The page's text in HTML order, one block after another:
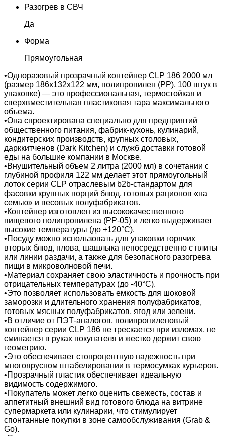
Разогрев в СВЧ
Да
Форма
Прямоугольная
•Одноразовый прозрачный контейнер CLP 186 2000 мл
(размер 186х132х122 мм, полипропилен (PP), 100 штук в
упаковке) — это профессиональная, термостойкая и
сверхвместительная пластиковая тара максимального
объема.
•Она спроектирована специально для предприятий
общественного питания, фабрик-кухонь, кулинарий,
кондитерских производств, крупных столовых,
дарккитченов (Dark Kitchen) и служб доставки готовой
еды на большие компании в Москве.
•Внушительный объем 2 литра (2000 мл) в сочетании с
глубиной профиля 122 мм делает этот прямоугольный
лоток серии CLP отраслевым b2b-стандартом для
фасовки крупных порций блюд, готовых рационов «на
семью» и весовых полуфабрикатов.
•Контейнер изготовлен из высококачественного
пищевого полипропилена (PP-05) и легко выдерживает
высокие температуры (до +120°C).
•Посуду можно использовать для упаковки горячих
вторых блюд, плова, шашлыка непосредственно с плиты
или линии раздачи, а также для безопасного разогрева
пищи в микроволновой печи.
•Материал сохраняет свою эластичность и прочность при
отрицательных температурах (до -40°C).
•Это позволяет использовать емкость для шоковой
заморозки и длительного хранения полуфабрикатов,
готовых мясных полуфабрикатов, ягод или зелени.
•В отличие от ПЭТ-аналогов, полипропиленовый
контейнер серии CLP 186 не трескается при изломах, не
сминается в руках покупателя и жестко держит свою
геометрию.
•Это обеспечивает стопроцентную надежность при
многоярусном штабелировании в термосумках курьеров.
•Прозрачный пластик обеспечивает идеальную
видимость содержимого.
•Покупатель может легко оценить свежесть, состав и
аппетитный внешний вид готового блюда на витрине
супермаркета или кулинарии, что стимулирует
спонтанные покупки в зоне самообслуживания (Grab &
Go).